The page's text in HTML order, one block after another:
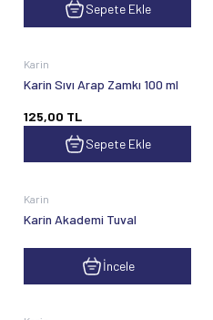
Sepete Ekle
Karin
Karin Sıvı Arap Zamkı 100 ml
125,00 TL
Sepete Ekle
Karin
Karin Akademi Tuval
İncele